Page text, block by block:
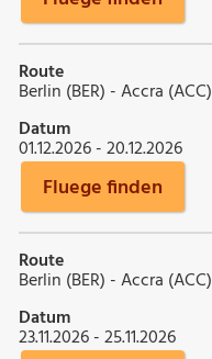
Route
Berlin (BER) - Accra (ACC)
Datum
01.12.2026 - 20.12.2026
Fluege finden
Route
Berlin (BER) - Accra (ACC)
Datum
23.11.2026 - 25.11.2026